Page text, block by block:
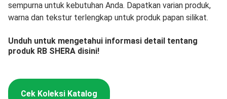
sempurna untuk kebutuhan Anda. Dapatkan varian produk,
warna dan tekstur terlengkap untuk produk papan silikat.
Unduh untuk mengetahui informasi detail tentang
produk RB SHERA disini!
Cek Koleksi Katalog